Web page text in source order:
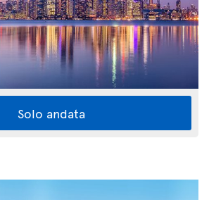
Solo andata